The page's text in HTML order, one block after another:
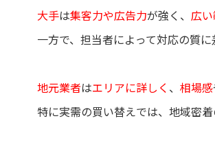
大手は集客力や広告力が強く、 広
一方で、担当者によって対応の質に
地元業者はエリアに詳しく 、 相場感
特に実需の買い替えでは、地域密